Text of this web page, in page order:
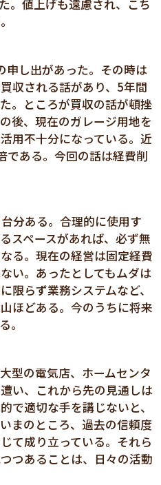
。値上げも遠慮され、こち
申し出があった。その時は
収される話があり、5年間
。ところが買収の話が頓挫
後、現在のガレージ用地を
用不十分になっている。近
である。今回の話は経費削
分ある。合理的に使用す
スペースがあれば、必ず無
る。現在の経営は固定経費
い。あったとしてもムダは
限らず業務システムなど、
ほどある。今のうちに将来
。
型の電気店、ホームセンタ
い、これから先の見通しは
で適切な手を講じないと、
まのところ、過去の信頼度
て成り立っている。それら
つあることは、日々の活動